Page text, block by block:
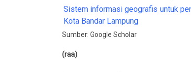
Sistem informasi geografis untuk
Kota Bandar Lampung
Sumber: Google Scholar
(raa)